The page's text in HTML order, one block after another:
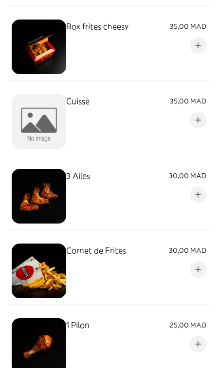
Box frites cheesy 35,00 MAD
Cuisse 35,00 MAD
3 Ailes 30,00 MAD
Cornet de Frites 30,00 MAD
1 Pilon 25,00 MAD